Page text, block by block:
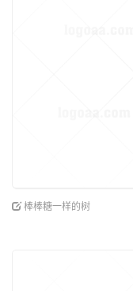
棒棒糖一样的树